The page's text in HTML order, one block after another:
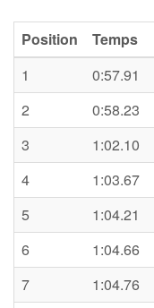
Position Temps
1
0:57.91
2
0:58.23
3
1:02.10
4
1:03.67
5
1:04.21
6
1:04.66
7
1:04.76